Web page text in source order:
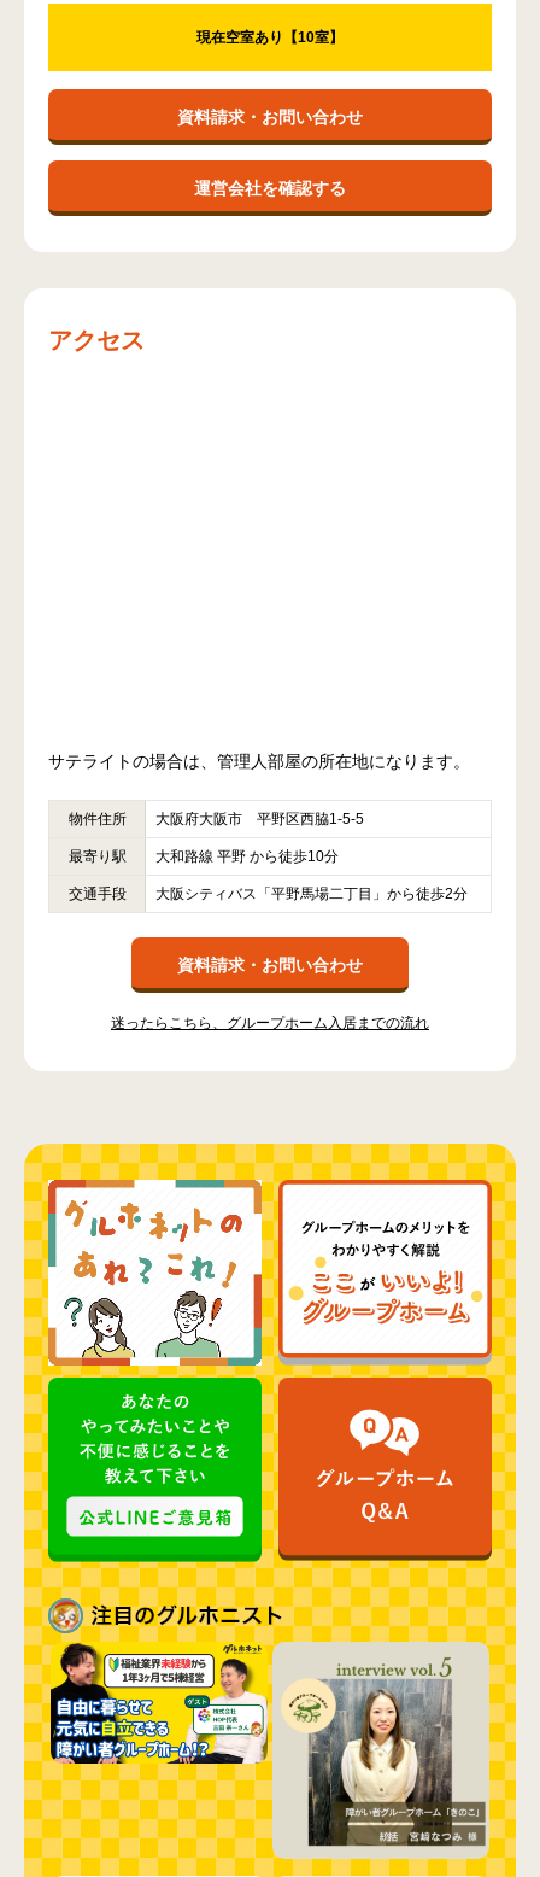
現在空室あり【10室】
資料請求・お問い合わせ
運営会社を確認する
アクセス
サテライトの場合は、管理人部屋の所在地になります。
物件住所 大阪府大阪市 平野区西脇1-5-5
最寄り駅 大和路線 平野 から徒歩10分
交通手段 大阪シティバス「平野馬場二丁目」から徒歩2分
資料請求・お問い合わせ
迷ったらこちら、グループホーム入居までの流れ